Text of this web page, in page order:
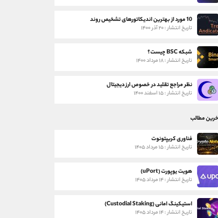
10 مورد از بهترین اندیکاتورهای تشخیص روند
تاریخ انتشار : ۲۰ آذر ۱۴۰۰
شبکه BSC چیست؟
تاریخ انتشار : ۱۸ مرداد ۱۴۰۰
نظر مراجع تقلید در خصوص ارز دیجیتال
تاریخ انتشار : ۱۵ اسفند ۱۴۰۰
مطالب
فناوری کریپتونوت
تاریخ انتشار : ۱۵ مرداد ۱۴۰۵
هویت یوپورت (uPort)
تاریخ انتشار : ۱۴ مرداد ۱۴۰۵
استیکینگ امانی (Custodial Staking)
تاریخ انتشار : ۱۴ مرداد ۱۴۰۵